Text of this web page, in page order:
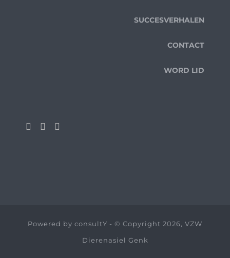
SUCCESVERHALEN
CONTACT
WORD LID
Powered by consultY - © Copyright 2026, VZW
Dierenasiel Genk